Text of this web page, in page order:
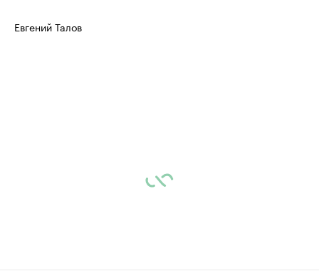
Евгений Талов